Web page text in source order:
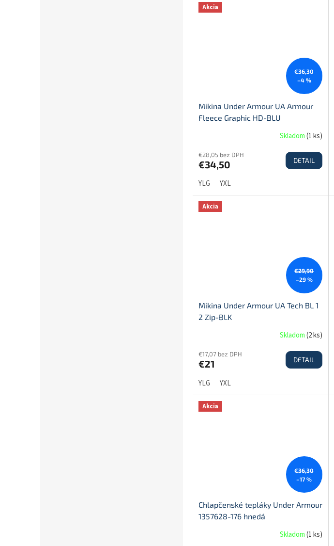
Akcia
€36,30
–4 %
Mikina Under Armour UA Armour
Fleece Graphic HD-BLU
Skladom(1 ks)
€28,05 bez DPH
€34,50 DETAIL
YLG YXL
Akcia
€29,90
–29 %
Mikina Under Armour UA Tech BL 1
2 Zip-BLK
Skladom(2 ks)
€17,07 bez DPH
€21 DETAIL
YLG YXL
Akcia
€36,30
–17 %
Chlapčenské tepláky Under Armour
1357628-176 hnedá
Skladom(1 ks)